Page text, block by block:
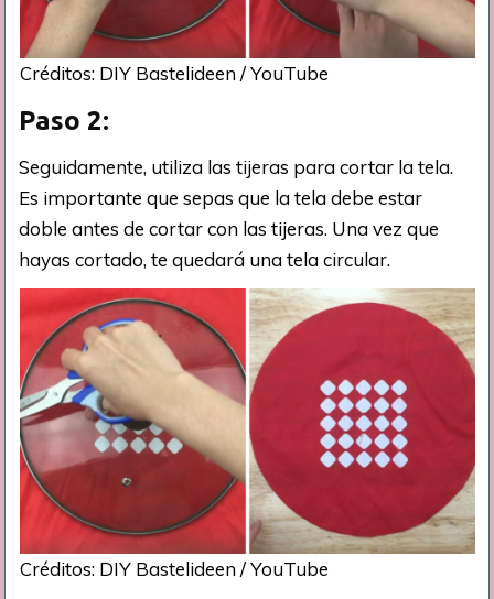
Créditos: DIY Bastelideen / YouTube
Paso 2:
Seguidamente, utiliza las tijeras para cortar la tela.
Es importante que sepas que la tela debe estar
doble antes de cortar con las tijeras. Una vez que
hayas cortado, te quedará una tela circular.
Créditos: DIY Bastelideen / YouTube